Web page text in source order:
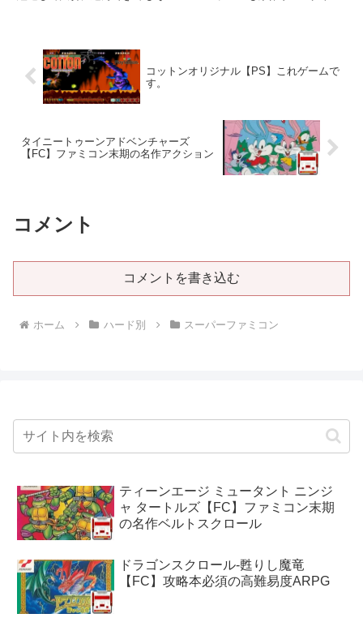
換コントローラーを購入してみま
した。互換コントローラーを...
コットンオリジナル【PS】これゲームで
す。
タイニートゥーンアドベンチャーズ
【FC】ファミコン末期の名作アクション
コメント
コメントを書き込む
ホーム ハード別 スーパーファミコン
ティーンエージ ミュータント ニンジ
ャ タートルズ【FC】ファミコン末期
の名作ベルトスクロール
ドラゴンスクロール-甦りし魔竜
【FC】攻略本必須の高難易度ARPG